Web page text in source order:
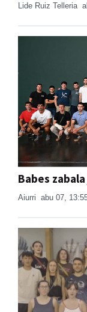
Lide Ruiz Telleria
Babes
Aiurri abu 07,